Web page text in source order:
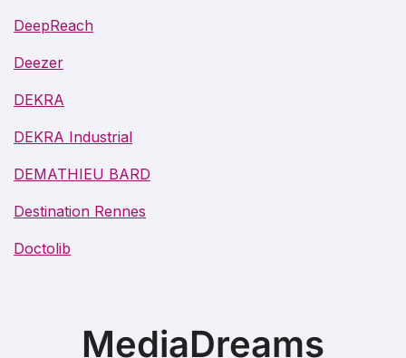
DeepReach
Deezer
DEKRA
DEKRA Industrial
DEMATHIEU BARD
Destination Rennes
Doctolib
MediaDreams